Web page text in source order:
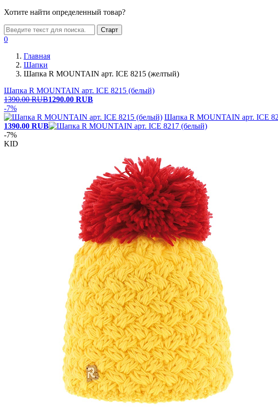
Хотите найти определенный товар?
Старт
0
Главная
Шапки
Шапка R MOUNTAIN арт. ICE 8215 (желтый)
Шапка R MOUNTAIN арт. ICE 8215 (белый)
1390.00 RUB1290.00 RUB
-7%
Шапка R MOUNTAIN арт. ICE
1390.00 RUB
-7%
KID